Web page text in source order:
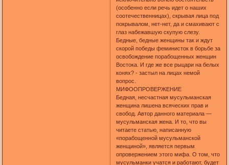
(особенно если речь идет о наших
соотечественницах), скрывая лица под
покрывалом, нет-нет, да и смахивают с
глаз набежавшую скупую слезу.
Бедные, бедные женщины так и ждут
скорой победы феминисток в борьбе за
освобождение порабощенных женщин
Востока. И где же все рыцари на белых
конях? - застыл на лицах немой
вопрос.
МИФООПРОВЕРЖЕНИЕ
Бедная, несчастная мусульманская
женщина лишена всяческих прав и
свобод. Автор данного материала —
мусульманская жена. И то, что вы
читаете статью, написанную
«порабощенной мусульманской
женщиной», является первым
опровержением этого мифа. О том, что
мусульманки учатся и работают, будет